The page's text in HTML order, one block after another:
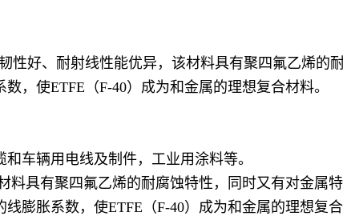
性好、耐射线性能优异，该材料具有聚四氟乙烯的
，使ETFE（F-40）成为和金属的理想复合材料。
车辆用电线及制件，工业用涂料等。
料具有聚四氟乙烯的耐腐蚀特性，同时又有对金属
膨胀系数，使ETFE（F-40）成为和金属的理想复